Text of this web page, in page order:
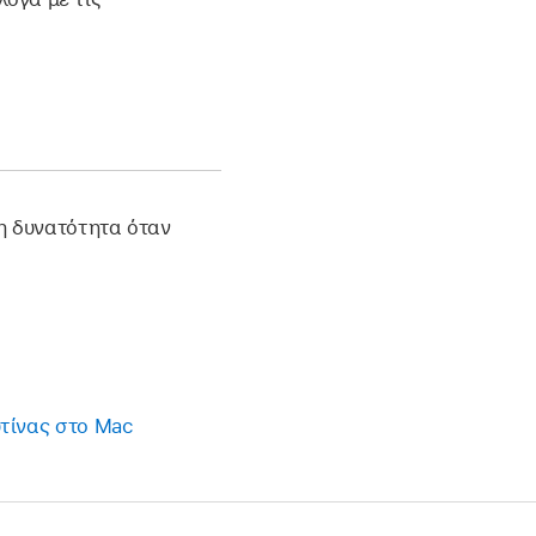
δυνατότητα όταν
στο Mac